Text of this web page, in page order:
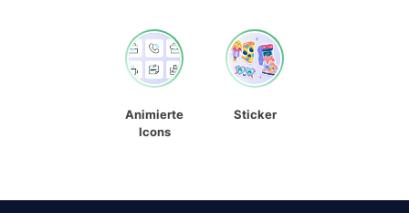
Animierte
Icons
Sticker